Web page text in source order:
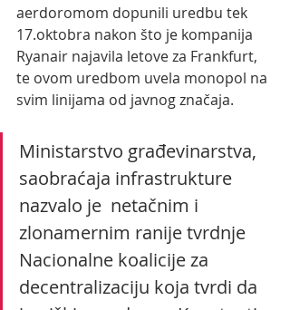
aerdoromom dopunili uredbu tek
17.oktobra nakon što je kompanija
Ryanair najavila letove za Frankfurt,
te ovom uredbom uvela monopol na
svim linijama od javnog značaja.
Ministarstvo građevinarstva,
saobraćaja infrastrukture
nazvalo je  netačnim i
zlonamernim ranije tvrdnje
Nacionalne koalicije za
decentralizaciju koja tvrdi da